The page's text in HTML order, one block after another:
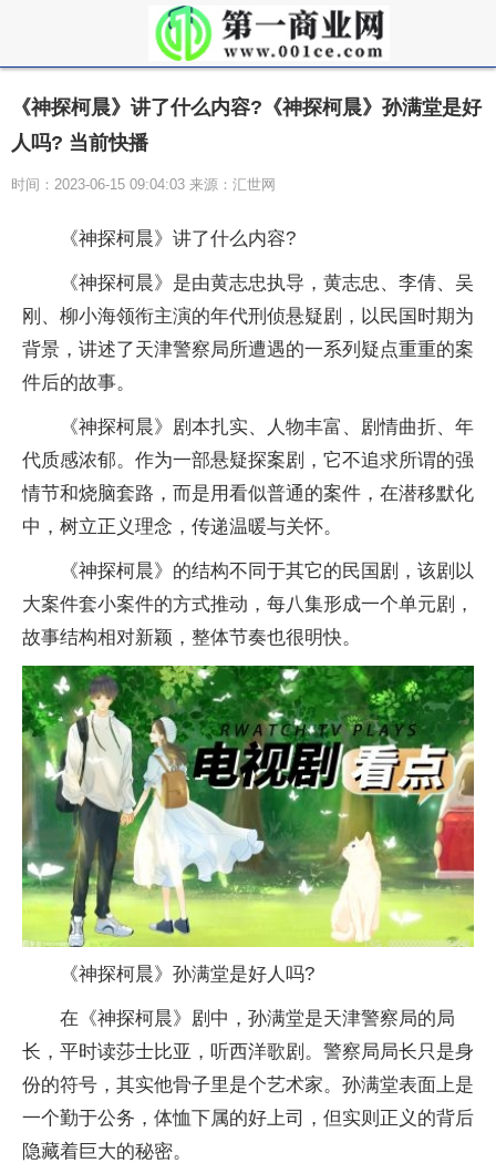
《神探柯晨》讲了什么内容?《神探柯晨》孙满堂是好
人吗? 当前快播
时间：2023-06-15 09:04:03 来源：汇世网
《神探柯晨》讲了什么内容?
《神探柯晨》是由黄志忠执导，黄志忠、李倩、吴
刚、柳小海领衔主演的年代刑侦悬疑剧，以民国时期为
背景，讲述了天津警察局所遭遇的一系列疑点重重的案
件后的故事。
《神探柯晨》剧本扎实、人物丰富、剧情曲折、年
代质感浓郁。作为一部悬疑探案剧，它不追求所谓的强
情节和烧脑套路，而是用看似普通的案件，在潜移默化
中，树立正义理念，传递温暖与关怀。
《神探柯晨》的结构不同于其它的民国剧，该剧以
大案件套小案件的方式推动，每八集形成一个单元剧，
故事结构相对新颖，整体节奏也很明快。
《神探柯晨》孙满堂是好人吗?
在《神探柯晨》剧中，孙满堂是天津警察局的局
长，平时读莎士比亚，听西洋歌剧。警察局局长只是身
份的符号，其实他骨子里是个艺术家。孙满堂表面上是
一个勤于公务，体恤下属的好上司，但实则正义的背后
隐藏着巨大的秘密。